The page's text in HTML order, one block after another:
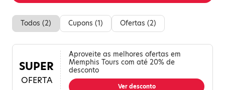
Todos (2) Cupons (1) Ofertas (2)
SUPER
OFERTA
Aproveite as melhores ofertas em
Memphis Tours com até 20% de
desconto
Ver desconto